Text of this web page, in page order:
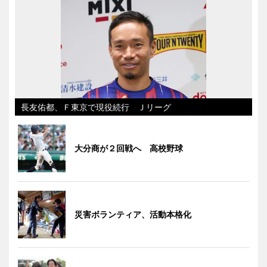
長友佑都、Ｆ東京で現役続行 Ｊリーグ
大分商が２回戦へ 高校野球
災害ボランティア、活動本格化